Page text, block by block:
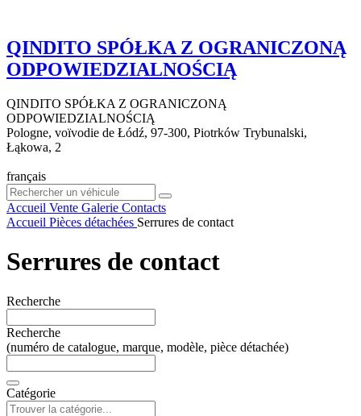
QINDITO SPÓŁKA Z OGRANICZONĄ
ODPOWIEDZIALNOŚCIĄ
QINDITO SPÓŁKA Z OGRANICZONĄ
ODPOWIEDZIALNOŚCIĄ
Pologne, voïvodie de Łódź, 97-300, Piotrków Trybunalski,
Łąkowa, 2
français
Accueil Vente Galerie Contacts
Accueil Pièces détachées Serrures de contact
Serrures de contact
Recherche
Recherche
(numéro de catalogue, marque, modèle, pièce détachée)
Catégorie